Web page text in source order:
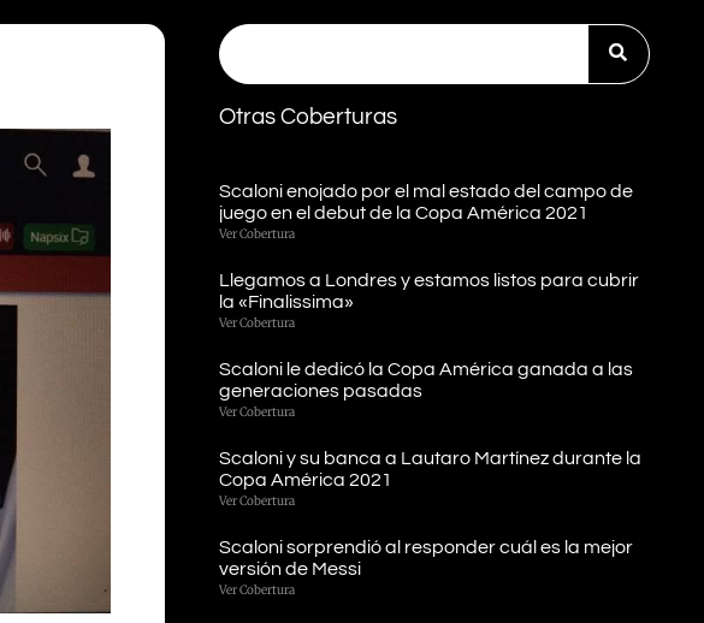
Otras Coberturas
Scaloni enojado por el mal estado del campo de
juego en el debut de la Copa América 2021
Ver Cobertura
Llegamos a Londres y estamos listos para cubrir
la «Finalissima»
Ver Cobertura
Scaloni le dedicó la Copa América ganada a las
generaciones pasadas
Ver Cobertura
Scaloni y su banca a Lautaro Martínez durante la
Copa América 2021
Ver Cobertura
Scaloni sorprendió al responder cuál es la mejor
versión de Messi
Ver Cobertura